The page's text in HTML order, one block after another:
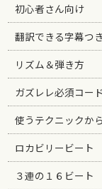
初心者さん向け
翻訳できる字幕つき
リズム＆弾き方
ガズレレ必須コード
使うテクニックか
ロカビリービート
３連の１６ビート